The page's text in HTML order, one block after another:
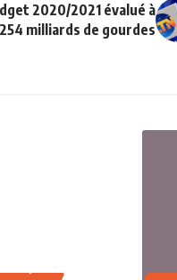
2020/2021 évalué à
milliards de gourdes